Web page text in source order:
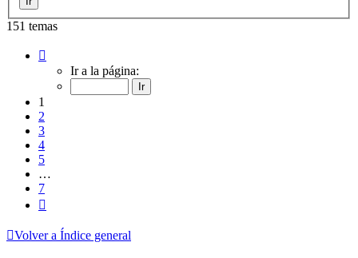
151 temas
Ir a la página:
1
2
3
4
5
…
7
Volver a Índice general